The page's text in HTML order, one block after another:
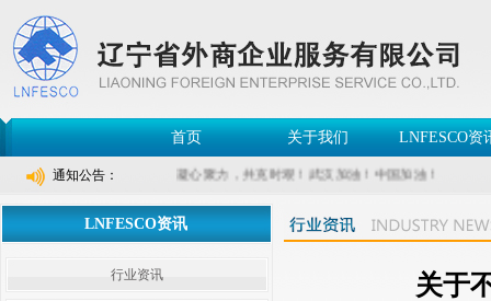
首页 关于我们 LNFESCO资
通知公告： 凝心聚力，共克时艰！武汉加油！中国加油！
LNFESCO资讯
行业资讯 关于